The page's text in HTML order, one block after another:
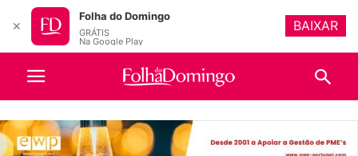
✕
Folha do Domingo
GRÁTIS
Na Google Play
BAIXAR